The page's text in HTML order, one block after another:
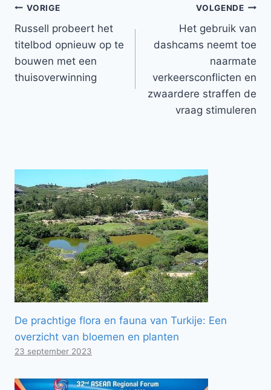
Bericht
navigatie
VORIGE
Russell probeert het
titelbod opnieuw op te
bouwen met een
thuisoverwinning
VOLGENDE
Het gebruik van
dashcams neemt toe
naarmate
verkeersconflicten en
zwaardere straffen de
vraag stimuleren
De prachtige flora en fauna van Turkije: Een
overzicht van bloemen en planten
23 september 2023